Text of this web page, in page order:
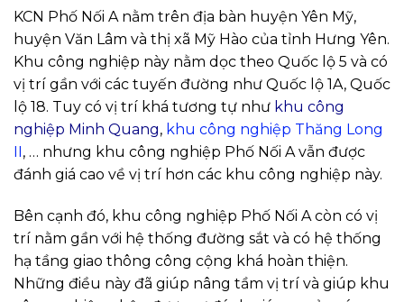
KCN Phố Nối A nằm trên địa bàn huyện Yên Mỹ,
huyện Văn Lâm và thị xã Mỹ Hào của tỉnh Hưng Yên.
Khu công nghiệp này nằm dọc theo Quốc lộ 5 và có
vị trí gần với các tuyến đường như Quốc lộ 1A, Quốc
lộ 18. Tuy có vị trí khá tương tự như khu công
nghiệp Minh Quang, khu công nghiệp Thăng Long
II, … nhưng khu công nghiệp Phố Nối A vẫn được
đánh giá cao về vị trí hơn các khu công nghiệp này.
Bên cạnh đó, khu công nghiệp Phố Nối A còn có vị
trí nằm gần với hệ thống đường sắt và có hệ thống
hạ tầng giao thông công cộng khá hoàn thiện.
Những điều này đã giúp nâng tầm vị trí và giúp khu